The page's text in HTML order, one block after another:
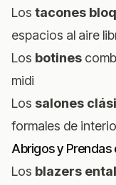
Los tacones
espacios al aire
Los botines
midi
Los salones
formales de
Abrigos y Prendas
Los blazers